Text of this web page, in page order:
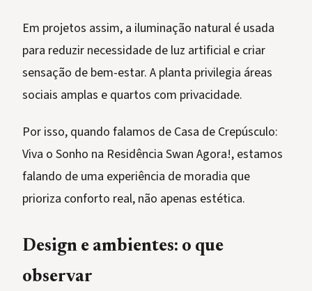
Em projetos assim, a iluminação natural é usada
para reduzir necessidade de luz artificial e criar
sensação de bem-estar. A planta privilegia áreas
sociais amplas e quartos com privacidade.
Por isso, quando falamos de Casa de Crepúsculo:
Viva o Sonho na Residência Swan Agora!, estamos
falando de uma experiência de moradia que
prioriza conforto real, não apenas estética.
Design e ambientes: o que
observar